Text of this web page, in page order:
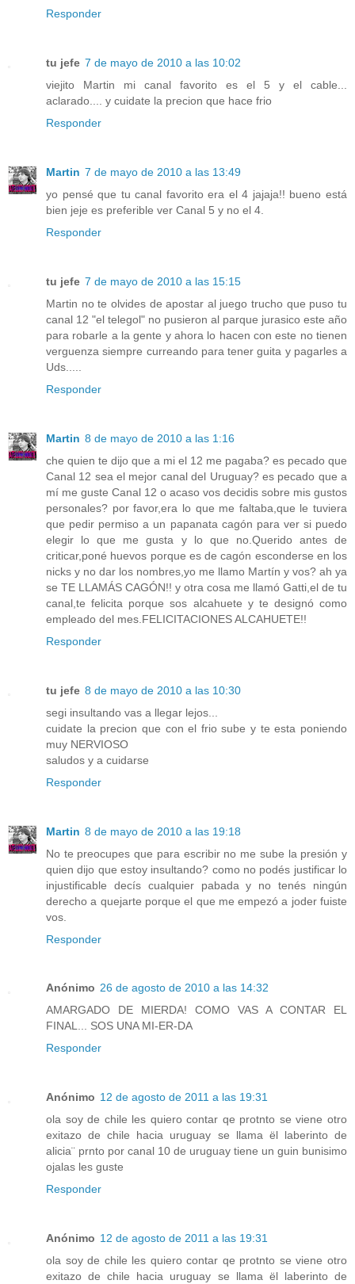
Responder
tu jefe 7 de mayo de 2010 a las 10:02
viejito Martin mi canal favorito es el 5 y el cable...
aclarado.... y cuidate la precion que hace frio
Responder
Martin 7 de mayo de 2010 a las 13:49
yo pensé que tu canal favorito era el 4 jajaja!! bueno está
bien jeje es preferible ver Canal 5 y no el 4.
Responder
tu jefe 7 de mayo de 2010 a las 15:15
Martin no te olvides de apostar al juego trucho que puso tu
canal 12 "el telegol" no pusieron al parque jurasico este año
para robarle a la gente y ahora lo hacen con este no tienen
verguenza siempre curreando para tener guita y pagarles a
Uds.....
Responder
Martin 8 de mayo de 2010 a las 1:16
che quien te dijo que a mi el 12 me pagaba? es pecado que
Canal 12 sea el mejor canal del Uruguay? es pecado que a
mí me guste Canal 12 o acaso vos decidis sobre mis gustos
personales? por favor,era lo que me faltaba,que le tuviera
que pedir permiso a un papanata cagón para ver si puedo
elegir lo que me gusta y lo que no.Querido antes de
criticar,poné huevos porque es de cagón esconderse en los
nicks y no dar los nombres,yo me llamo Martín y vos? ah ya
se TE LLAMÁS CAGÓN!! y otra cosa me llamó Gatti,el de tu
canal,te felicita porque sos alcahuete y te designó como
empleado del mes.FELICITACIONES ALCAHUETE!!
Responder
tu jefe 8 de mayo de 2010 a las 10:30
segi insultando vas a llegar lejos...
cuidate la precion que con el frio sube y te esta poniendo
muy NERVIOSO
saludos y a cuidarse
Responder
Martin 8 de mayo de 2010 a las 19:18
No te preocupes que para escribir no me sube la presión y
quien dijo que estoy insultando? como no podés justificar lo
injustificable decís cualquier pabada y no tenés ningún
derecho a quejarte porque el que me empezó a joder fuiste
vos.
Responder
Anónimo 26 de agosto de 2010 a las 14:32
AMARGADO DE MIERDA! COMO VAS A CONTAR EL
FINAL... SOS UNA MI-ER-DA
Responder
Anónimo 12 de agosto de 2011 a las 19:31
ola soy de chile les quiero contar qe protnto se viene otro
exitazo de chile hacia uruguay se llama ël laberinto de
alicia¨ prnto por canal 10 de uruguay tiene un guin bunisimo
ojalas les guste
Responder
Anónimo 12 de agosto de 2011 a las 19:31
ola soy de chile les quiero contar qe protnto se viene otro
exitazo de chile hacia uruguay se llama ël laberinto de